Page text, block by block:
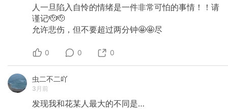
人一旦陷入自怜的情绪是一件非常可怕的事情！！请
谨记🫡🫡
允许悲伤，但不要超过两分钟🤩🤩尽
0 0 0
虫二不二吖
3月前
发现我和花某人最大的不同是…